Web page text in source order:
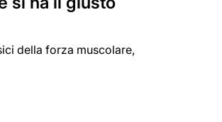
della forza muscolare,